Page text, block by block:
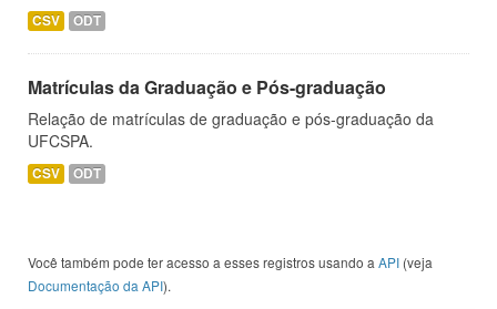
CSV ODT
Matrículas da Graduação e Pós-graduação
Relação de matrículas de graduação e pós-graduação da
UFCSPA.
CSV ODT
Você também pode ter acesso a esses registros usando a API (veja
Documentação da API).